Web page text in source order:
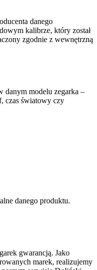
danego
kalibrze, który został
zgodnie z wewnętrzną
danym modelu zegarka –
czas światowy czy
danego produktu.
gwarancją. Jako
marek, realizujemy